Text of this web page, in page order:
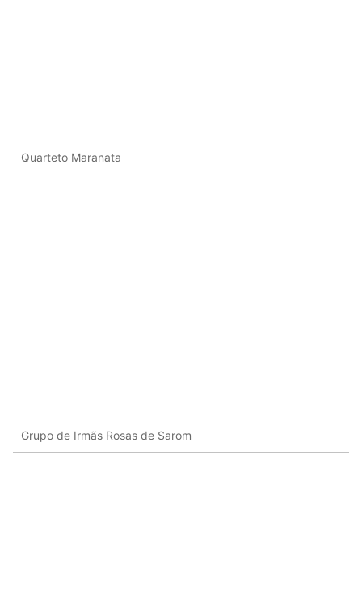
Quarteto Maranata
Grupo de Irmãs Rosas de Sarom